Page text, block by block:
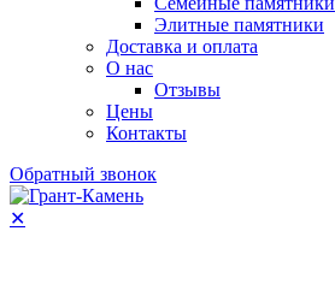
Элитные памятники
Доставка и оплата
О нас
Отзывы
Цены
Контакты
Обратный звонок
✕